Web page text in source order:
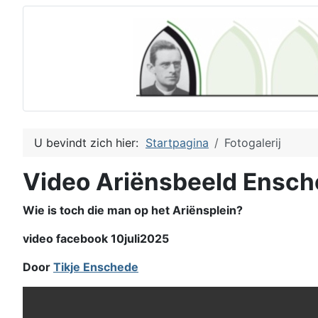
U bevindt zich hier: Startpagina Fotogalerij
Video Ariënsbeeld
Wie is toch die man op het Ariënsplein?
video facebook 10juli2025
Door Tikje Enschede